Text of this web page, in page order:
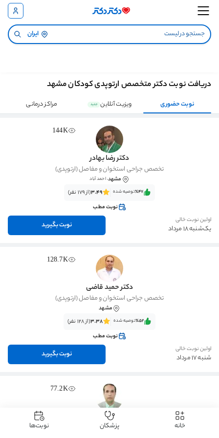
ایران
دریافت نوبت دکتر متخصص ارتوپدی کودکان مشهد
نوبت حضوری ویزیت آنلاین جدید مراکز درمانی
144K
دکتر رضا بهادر
تخصص جراحی استخوان و مفاصل (ارتوپدی)
مشهد، احمد آباد
٪47‌‌‌توصیه شده 3.49(از 179 نفر)
نوبت مطب
اولین نوبت خالی
یک‌شنبه 18 مرداد نوبت بگیرید
128.7K
دکتر حمید قاضی
تخصص جراحی استخوان و مفاصل (ارتوپدی)
مشهد
٪52‌‌‌توصیه شده 3.38(از 128 نفر)
نوبت مطب
اولین نوبت خالی
شنبه 17 مرداد نوبت بگیرید
77.2K
دکتر محمدتقی پیوندی
فلوشیپ جراحی ستون فقرات خانه پزشکان نوبت‌ها